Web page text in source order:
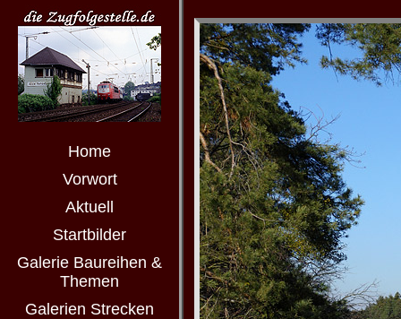
Home
Vorwort
Aktuell
Startbilder
Galerie Baureihen &
Themen
Galerien Strecken